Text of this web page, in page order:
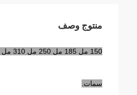
منتوج وصف
150 مل 185 مل 250 مل 310 مل 330 مل 355 مل 500 مل عبوات ألومنيوم فارغة للمشروبات فارغة وأنيقة.
سمات.